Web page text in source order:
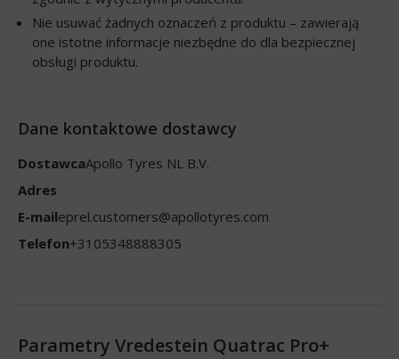
Nie usuwać żadnych oznaczeń z produktu – zawierają
one istotne informacje niezbędne do dla bezpiecznej
obsługi produktu.
Dane kontaktowe dostawcy
DostawcaApollo Tyres NL B.V.
Adres
E-maileprel.customers@apollotyres.com
Telefon+3105348888305
Parametry Vredestein Quatrac Pro+